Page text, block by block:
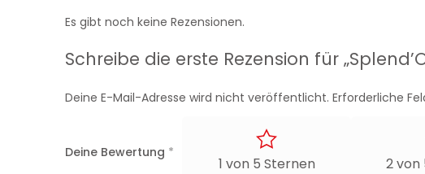
Es gibt noch keine Rezensionen.
Schreibe die erste Rezension für
Deine E-Mail-Adresse wird nicht veröffentlicht. Erforderliche
Deine Bewertung *
1 von 5 Sternen 2 von